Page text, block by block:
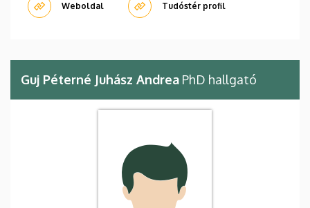
Weboldal Tudóstér profil
Guj Péterné Juhász Andrea PhD hallgató